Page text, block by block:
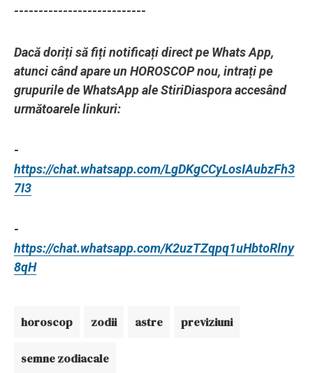
---------------------------
Dacă doriți să fiți notificați direct pe Whats App,
atunci când apare un HOROSCOP nou, intrați pe
grupurile de WhatsApp ale StiriDiaspora accesând
următoarele linkuri:
-
https://chat.whatsapp.com/LgDKgCCyLosIAubzFh3
7I3
-
https://chat.whatsapp.com/K2uzTZqpq1uHbtoRlny
8qH
horoscop zodii astre previziuni
semne zodiacale